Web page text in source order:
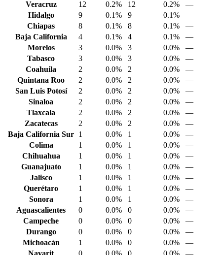
Veracruz
12 0.2% 12 0.2%
—
Hidalgo
9 0.1% 9 0.1%
—
Chiapas
8 0.1% 8 0.1%
—
Baja California
4 0.1% 4 0.1%
—
Morelos
3 0.0% 3 0.0%
—
Tabasco
3 0.0% 3 0.0%
—
Coahuila
2 0.0% 2 0.0%
—
Quintana Roo
2 0.0% 2 0.0%
—
San Luis Potosí
2 0.0% 2 0.0%
—
Sinaloa
2 0.0% 2 0.0%
—
Tlaxcala
2 0.0% 2 0.0%
—
Zacatecas
2 0.0% 2 0.0%
—
Baja California Sur 1 0.0% 1 0.0%
—
Colima
1 0.0% 1 0.0%
—
Chihuahua
1 0.0% 1 0.0%
—
Guanajuato
1 0.0% 1 0.0%
—
Jalisco
1 0.0% 1 0.0%
—
Querétaro
1 0.0% 1 0.0%
—
Sonora
1 0.0% 1 0.0%
—
Aguascalientes
0 0.0% 0 0.0%
—
Campeche
0 0.0% 0 0.0%
—
Durango
0 0.0% 0 0.0%
—
Michoacán
1 0.0% 0 0.0%
—